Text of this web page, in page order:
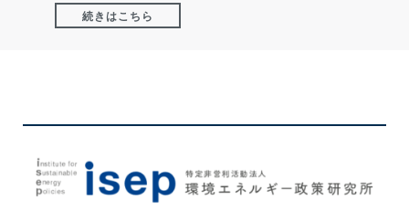
続きはこちら